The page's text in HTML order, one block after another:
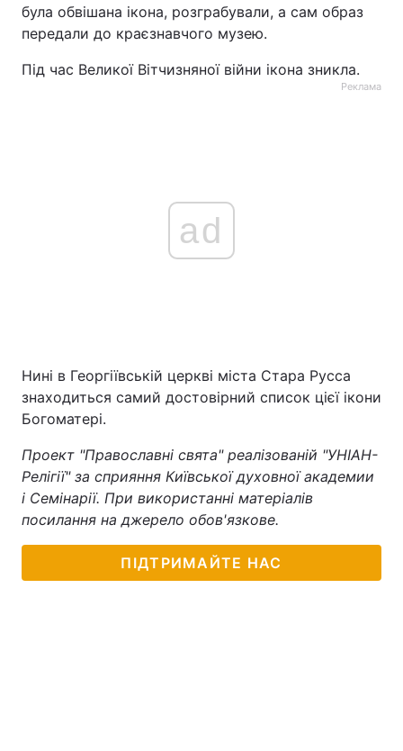
була обвішана ікона, розграбували, а сам образ
передали до краєзнавчого музею.
Під час Великої Вітчизняної війни ікона зникла.
Реклама
ad
Нині в Георгіївській церкві міста Стара Русса
знаходиться самий достовірний список цієї ікони
Богоматері.
Проект "Православні свята" реалізованій "УНІАН-
Релігії" за сприяння Київської духовної академии
і Семінарії. При використанні матеріалів
посилання на джерело обов'язкове.
ПІДТРИМАЙТЕ НАС